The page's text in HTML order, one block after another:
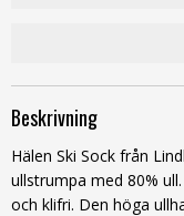
Beskrivning
Hälen Ski Sock från
ullstrumpa med 80%
och klifri. Den höga